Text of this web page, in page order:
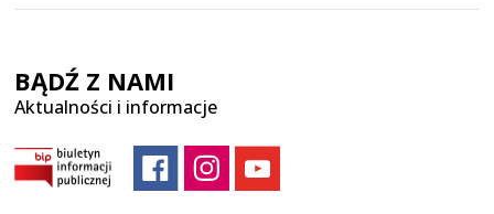
BĄDŹ Z NAMI
Aktualności i informacje